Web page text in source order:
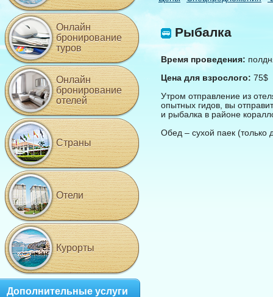
Рыбалка
Время проведения:
Цена для взрослого: 75$
Утром отправление из
опытных гидов, вы
и рыбалка в районе
Обед – сухой паек (только
Онлайн
бронирование
туров
Онлайн
бронирование
отелей
Страны
Отели
Курорты
Дополнительные услуги